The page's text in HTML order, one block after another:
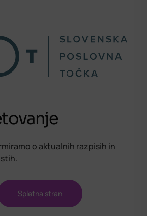
o aktualnih razpisih in
Spletna stran